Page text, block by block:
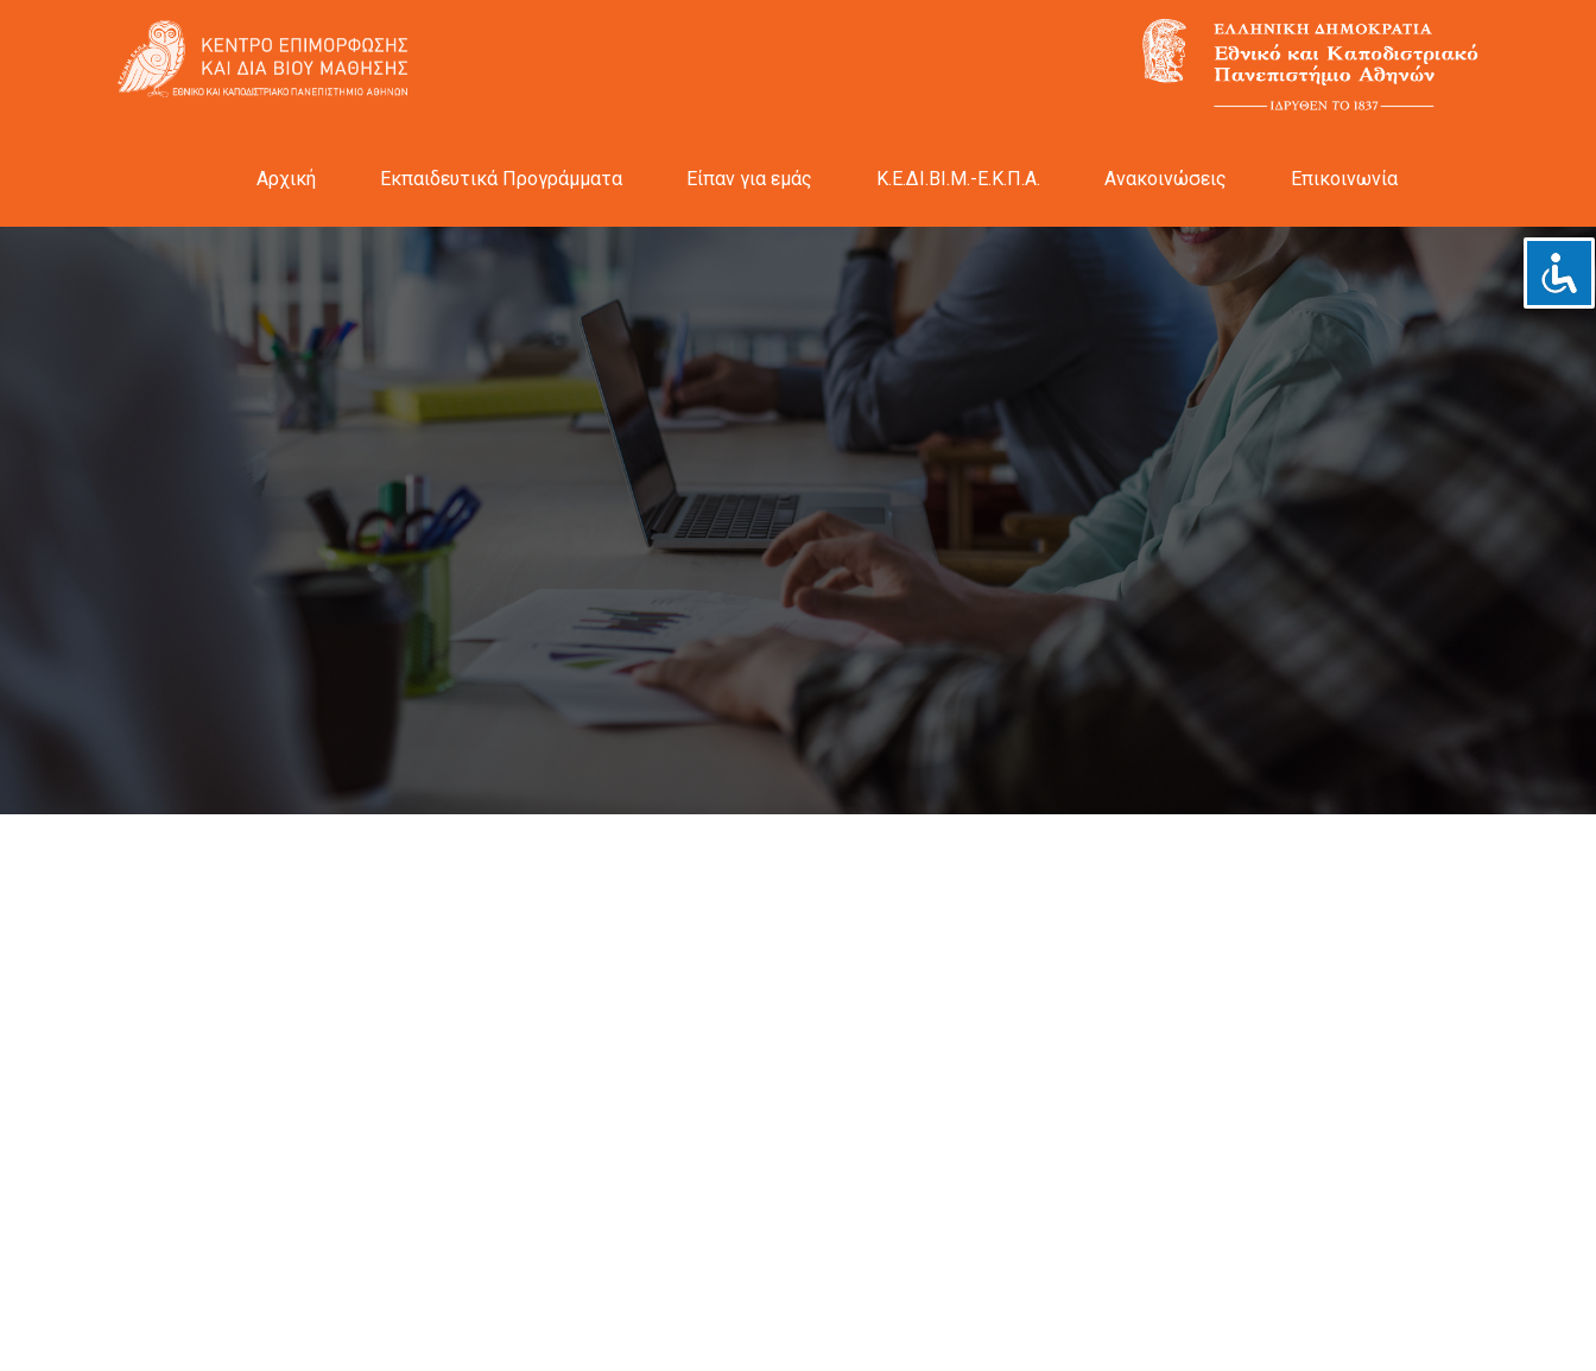
Αρχική Εκπαιδευτικά Προγράμματα Είπαν για εμάς Κ.Ε.ΔΙ.ΒΙ.Μ.-Ε.Κ.Π.Α. Ανακοινώσεις Επικοινωνία